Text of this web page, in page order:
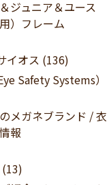
ジュニア＆ユース
用）フレーム
イオス (136)
Safety Systems）
メガネブランド / 衣
報
(13)